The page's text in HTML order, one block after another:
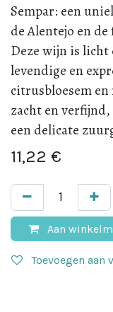
Sempar: een
de Alentejo en
Deze wijn is licht
levendige en
citrusbloesem en
zacht en
een delicate
11,22 €
Aan
Toevoegen